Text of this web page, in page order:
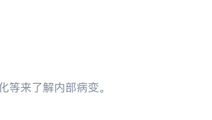
等来了解内部病变。